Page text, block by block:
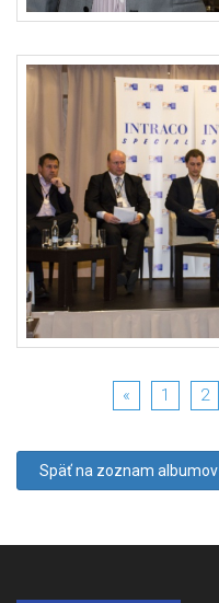
« 1 2
Späť na zoznam albumov